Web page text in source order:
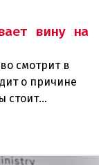
вину на
смотрит в
о причине
стоит